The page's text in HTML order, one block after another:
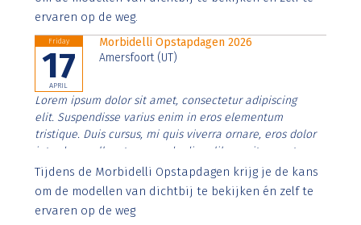
ervaren op de weg.
Friday
17
APRIL
Morbidelli Opstapdagen 2026
Amersfoort (UT)
Lorem ipsum dolor sit amet, consectetur adipiscing
elit. Suspendisse varius enim in eros elementum
tristique. Duis cursus, mi quis viverra ornare, eros dolor
interdum nulla, ut commodo diam libero vitae erat.
Aenean faucibus nibh et justo cursus id rutrum lorem
imperdiet. Nunc ut sem vitae risus tristique posuere.
Tijdens de Morbidelli Opstapdagen krijg je de kans
om de modellen van dichtbij te bekijken én zelf te
ervaren op de weg